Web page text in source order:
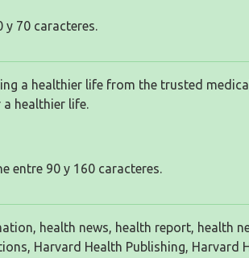
y 70 caracteres.
a healthier life from the trusted
healthier life.
entre 90 y 160 caracteres.
health news, health report, health
Harvard Health Publishing, Harvard